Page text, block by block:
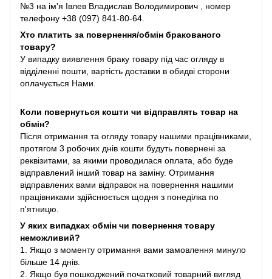
№3 на ім'я Івлев Владислав Володимирович , номер
телефону +38 (097) 841-80-64.
Хто платить за повернення/обмін бракованого
товару?
У випадку виявлення браку товару під час огляду в
відділенні пошти, вартість доставки в обидві сторони
оплачується Нами.
Коли повернуться кошти чи відправлять товар на
обмін?
Після отримання та огляду товару нашими працівниками,
протягом 3 робочих днів кошти будуть повернені за
реквізитами, за якими проводилася оплата, або буде
відправлений інший товар на заміну. Отримання
відправлених вами відправок на повернення нашими
працівниками здійснюється щодня з понеділка по
п'ятницю.
У яких випадках обмін чи повернення товару
неможливий?
1. Якщо з моменту отримання вами замовлення минуло
більше 14 днів.
2. Якщо був пошкоджений початковий товарний вигляд